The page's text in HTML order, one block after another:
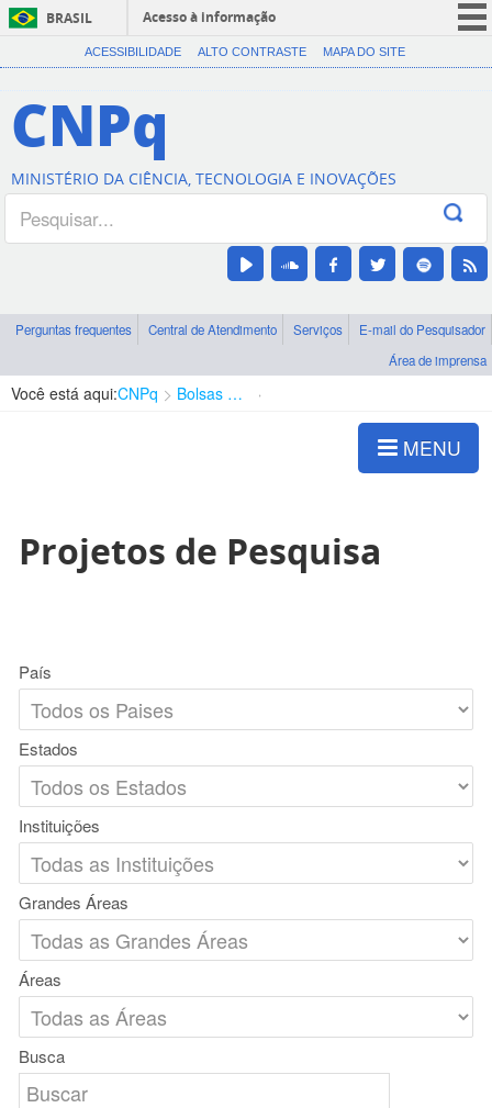
BRASIL
Acesso à informação
CORONAVÍRUS (COVID-19)
Canais
ACESSIBILIDADE ALTO CONTRASTE MAPA DO SITE
CNPq
MINISTÉRIO DA CIÊNCIA, TECNOLOGIA E INOVAÇÕES
Perguntas frequentes Central de Atendimento Serviços
E-mail do Pesquisador
Área de imprensa
Você está aqui:CNPq Bolsas e Auxílios Vigentes
MENU
Projetos de Pesquisa
País
Estados
Instituições
Grandes Áreas
Áreas
Busca